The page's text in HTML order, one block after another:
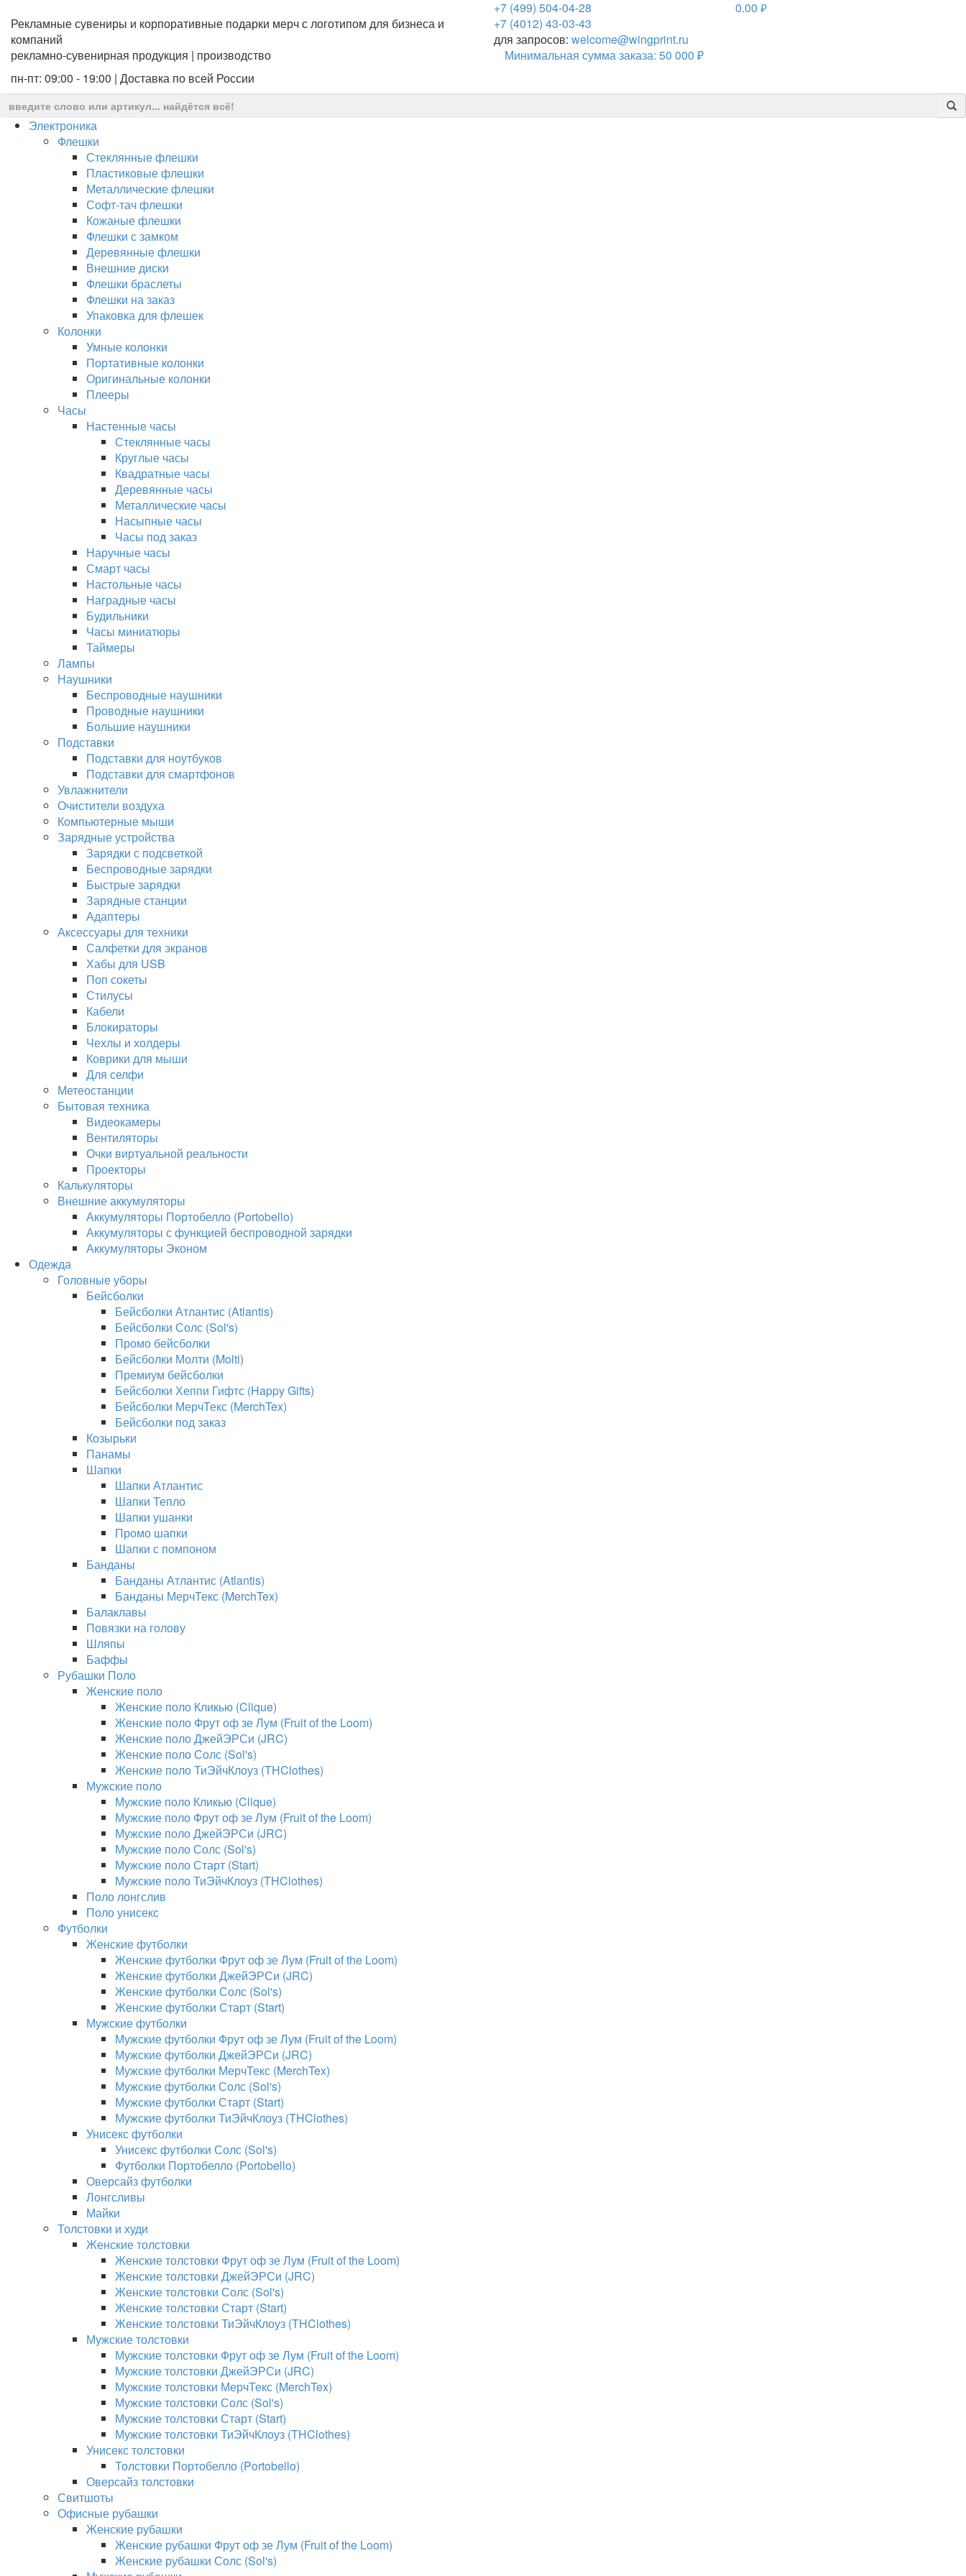
Рекламные сувениры и корпоративные подарки мерч с логотипом для бизнеса и
компаний
рекламно-сувенирная продукция | производство
пн-пт: 09:00 - 19:00 | Доставка по всей России
+7 (499) 504-04-28
+7 (4012) 43-03-43
для запросов: welcome@wingprint.ru
Минимальная сумма заказа: 50 000 ₽
0.00 руб.
Электроника
Флешки
Стеклянные флешки
Пластиковые флешки
Металлические флешки
Софт-тач флешки
Кожаные флешки
Флешки с замком
Деревянные флешки
Внешние диски
Флешки браслеты
Флешки на заказ
Упаковка для флешек
Колонки
Умные колонки
Портативные колонки
Оригинальные колонки
Плееры
Часы
Настенные часы
Стеклянные часы
Круглые часы
Квадратные часы
Деревянные часы
Металлические часы
Насыпные часы
Часы под заказ
Наручные часы
Смарт часы
Настольные часы
Наградные часы
Будильники
Часы миниатюры
Таймеры
Лампы
Наушники
Беспроводные наушники
Проводные наушники
Большие наушники
Подставки
Подставки для ноутбуков
Подставки для смартфонов
Увлажнители
Очистители воздуха
Компьютерные мыши
Зарядные устройства
Зарядки с подсветкой
Беспроводные зарядки
Быстрые зарядки
Зарядные станции
Адаптеры
Аксессуары для техники
Салфетки для экранов
Хабы для USB
Поп сокеты
Стилусы
Кабели
Блокираторы
Чехлы и холдеры
Коврики для мыши
Для селфи
Метеостанции
Бытовая техника
Видеокамеры
Вентиляторы
Очки виртуальной реальности
Проекторы
Калькуляторы
Внешние аккумуляторы
Аккумуляторы Портобелло (Portobello)
Аккумуляторы с функцией беспроводной зарядки
Аккумуляторы Эконом
Одежда
Головные уборы
Бейсболки
Бейсболки Атлантис (Atlantis)
Бейсболки Солс (Sol's)
Промо бейсболки
Бейсболки Молти (Molti)
Премиум бейсболки
Бейсболки Хеппи Гифтс (Happy Gifts)
Бейсболки МерчТекс (MerchTex)
Бейсболки под заказ
Козырьки
Панамы
Шапки
Шапки Атлантис
Шапки Тепло
Шапки ушанки
Промо шапки
Шапки с помпоном
Банданы
Банданы Атлантис (Atlantis)
Банданы МерчТекс (MerchTex)
Балаклавы
Повязки на голову
Шляпы
Баффы
Рубашки Поло
Женские поло
Женские поло Кликью (Clique)
Женские поло Фрут оф зе Лум (Fruit of the Loom)
Женские поло ДжейЭРСи (JRC)
Женские поло Солс (Sol's)
Женские поло ТиЭйчКлоуз (THClothes)
Мужские поло
Мужские поло Кликью (Clique)
Мужские поло Фрут оф зе Лум (Fruit of the Loom)
Мужские поло ДжейЭРСи (JRC)
Мужские поло Солс (Sol's)
Мужские поло Старт (Start)
Мужские поло ТиЭйчКлоуз (THClothes)
Поло лонгслив
Поло унисекс
Футболки
Женские футболки
Женские футболки Фрут оф зе Лум (Fruit of the Loom)
Женские футболки ДжейЭРСи (JRC)
Женские футболки Солс (Sol's)
Женские футболки Старт (Start)
Мужские футболки
Мужские футболки Фрут оф зе Лум (Fruit of the Loom)
Мужские футболки ДжейЭРСи (JRC)
Мужские футболки МерчТекс (MerchTex)
Мужские футболки Солс (Sol's)
Мужские футболки Старт (Start)
Мужские футболки ТиЭйчКлоуз (THClothes)
Унисекс футболки
Унисекс футболки Солс (Sol's)
Футболки Портобелло (Portobello)
Оверсайз футболки
Лонгсливы
Майки
Толстовки и худи
Женские толстовки
Женские толстовки Фрут оф зе Лум (Fruit of the Loom)
Женские толстовки ДжейЭРСи (JRC)
Женские толстовки Солс (Sol's)
Женские толстовки Старт (Start)
Женские толстовки ТиЭйчКлоуз (THClothes)
Мужские толстовки
Мужские толстовки Фрут оф зе Лум (Fruit of the Loom)
Мужские толстовки ДжейЭРСи (JRC)
Мужские толстовки МерчТекс (MerchTex)
Мужские толстовки Солс (Sol's)
Мужские толстовки Старт (Start)
Мужские толстовки ТиЭйчКлоуз (THClothes)
Унисекс толстовки
Толстовки Портобелло (Portobello)
Оверсайз толстовки
Свитшоты
Офисные рубашки
Женские рубашки
Женские рубашки Фрут оф зе Лум (Fruit of the Loom)
Женские рубашки Солс (Sol's)